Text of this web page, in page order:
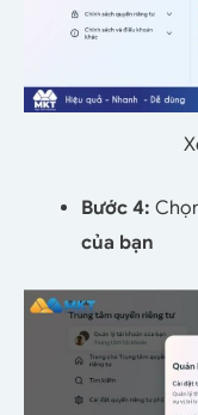
Bước 4:
của bạn